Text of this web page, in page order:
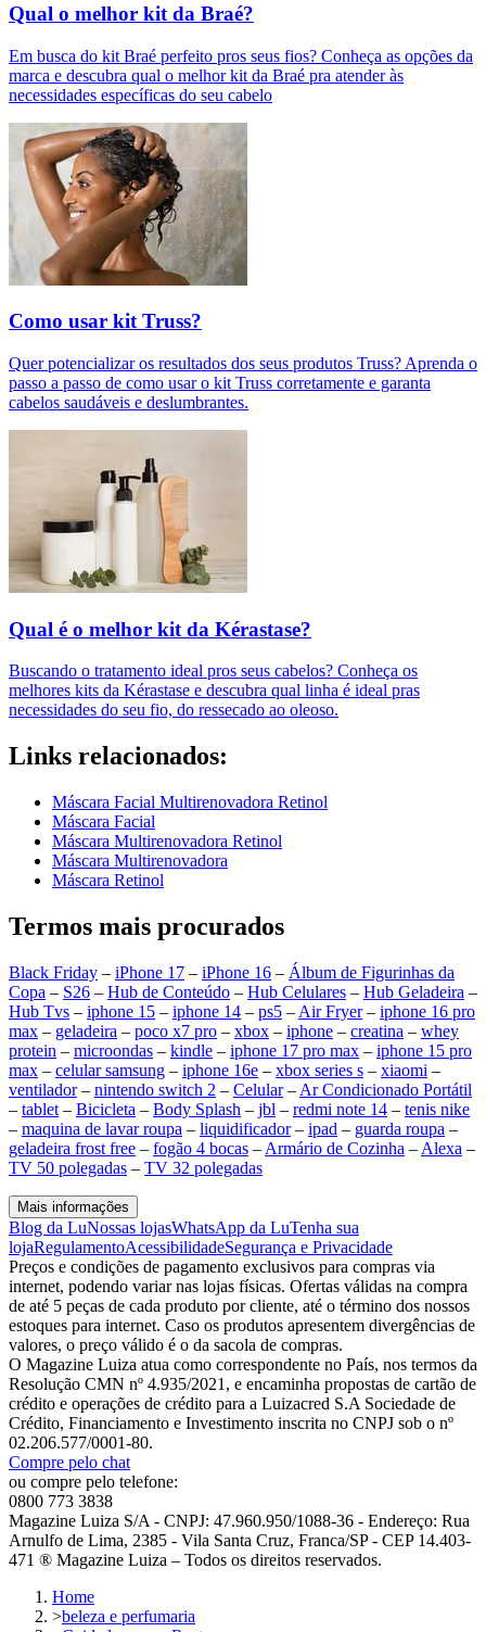
Qual o melhor kit da Braé?
Em busca do kit Braé perfeito pros seus fios? Conheça as opções da
marca e descubra qual o melhor kit da Braé pra atender às
necessidades específicas do seu cabelo
Como usar kit Truss?
Quer potencializar os resultados dos seus produtos Truss? Aprenda o
passo a passo de como usar o kit Truss corretamente e garanta
cabelos saudáveis e deslumbrantes.
Qual é o melhor kit da Kérastase?
Buscando o tratamento ideal pros seus cabelos? Conheça os
melhores kits da Kérastase e descubra qual linha é ideal pras
necessidades do seu fio, do ressecado ao oleoso.
Links relacionados:
Máscara Facial Multirenovadora Retinol
Máscara Facial
Máscara Multirenovadora Retinol
Máscara Multirenovadora
Máscara Retinol
Termos mais procurados
Black Friday – iPhone 17 – iPhone 16 – Álbum de Figurinhas da
Copa – S26 – Hub de Conteúdo – Hub Celulares – Hub Geladeira –
Hub Tvs – iphone 15 – iphone 14 – ps5 – Air Fryer– iphone 16 pro
max – geladeira – poco x7 pro – xbox – iphone – creatina – whey
protein – microondas – kindle – iphone 17 pro max – iphone 15 pro
max – celular samsung – iphone 16e – xbox series s – xiaomi –
ventilador– nintendo switch 2 – Celular– Ar Condicionado Portátil
– tablet – Bicicleta – Body Splash – jbl – redmi note 14 – tenis nike
– maquina de lavar roupa – liquidificador– ipad – guarda roupa –
geladeira frost free – fogão 4 bocas – Armário de Cozinha – Alexa –
TV 50 polegadas – TV 32 polegadas
Mais informações
Blog da LuNossas lojasWhatsApp da LuTenha sua
lojaRegulamentoAcessibilidadeSegurança e Privacidade
Preços e condições de pagamento exclusivos para compras via
internet, podendo variar nas lojas físicas. Ofertas válidas na compra
de até 5 peças de cada produto por cliente, até o término dos nossos
estoques para internet. Caso os produtos apresentem divergências de
valores, o preço válido é o da sacola de compras.
O Magazine Luiza atua como correspondente no País, nos termos da
Resolução CMN nº 4.935/2021, e encaminha propostas de cartão de
crédito e operações de crédito para a Luizacred S.A Sociedade de
Crédito, Financiamento e Investimento inscrita no CNPJ sob o nº
02.206.577/0001-80.
Compre pelo chat
ou compre pelo telefone:
0800 773 3838
Magazine Luiza S/A - CNPJ: 47.960.950/1088-36 - Endereço: Rua
Arnulfo de Lima, 2385 - Vila Santa Cruz, Franca/SP - CEP 14.403-
471 ® Magazine Luiza – Todos os direitos reservados.
Home
>beleza e perfumaria